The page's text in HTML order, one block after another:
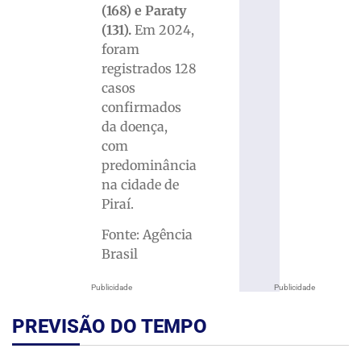
Publicidade
(168) e Paraty
(131). Em 2024,
foram
registrados 128
casos
confirmados
da doença,
com
predominância
na cidade de
Piraí.
Fonte: Agência
Brasil
Publicidade
PREVISÃO DO TEMPO